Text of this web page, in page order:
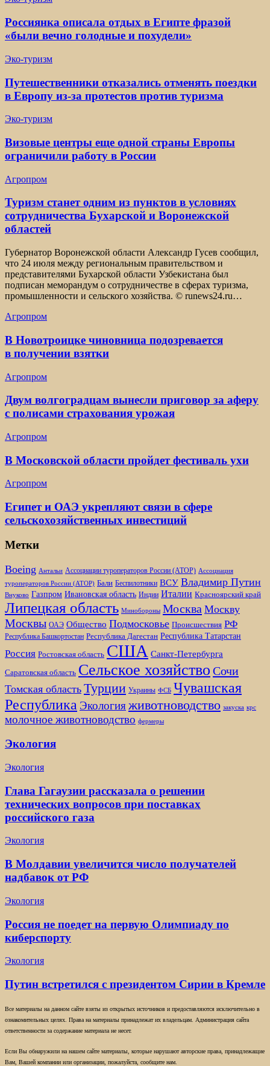
Россиянка описала отдых в Египте фразой
«были вечно голодные и похудели»
Эко-туризм
Путешественники отказались отменять поездки
в Европу из-за протестов против туризма
Эко-туризм
Визовые центры еще одной страны Европы
ограничили работу в России
Агропром
Туризм станет одним из пунктов в условиях
сотрудничества Бухарской и Воронежской
областей
Губернатор Воронежской области Александр Гусев сообщил,
что 24 июля между региональным правительством и
представителями Бухарской области Узбекистана был
подписан меморандум о сотрудничестве в сферах туризма,
промышленности и сельского хозяйства. © runews24.ru…
Агропром
В Новотроицке чиновница подозревается
в получении взятки
Агропром
Двум волгоградцам вынесли приговор за аферу
с полисами страхования урожая
Агропром
В Московской области пройдет фестиваль ухи
Агропром
Египет и ОАЭ укрепляют связи в сфере
сельскохозяйственных инвестиций
Метки
Boeing Антальи Ассоциации туроператоров России (АТОР) Ассоциация
туроператоров России (АТОР) Бали Беспилотники ВСУ Владимир Путин
Внуково Газпром Ивановская область Индии Италии Красноярский край
Липецкая область Минобороны Москва Москву
Москвы ОАЭ Общество Подмосковье Происшествия РФ
Республика Башкортостан Республика Дагестан Республика Татарстан
Россия Ростовская область США Санкт-Петербурга
Саратовская область Сельское хозяйство Сочи
Томская область Турции Украины ФСБ Чувашская
Республика Экологияживотноводство закуска крс
молочное животноводство фермеры
Экология
Экология
Глава Гагаузии рассказала о решении
технических вопросов при поставках
российского газа
Экология
В Молдавии увеличится число получателей
надбавок от РФ
Экология
Россия не поедет на первую Олимпиаду по
киберспорту
Экология
Путин встретился с президентом Сирии в Кремле
Все материалы на данном сайте взяты из открытых источников и предоставляются исключительно в
ознакомительных целях. Права на материалы принадлежат их владельцам. Администрация сайта
ответственности за содержание материала не несет.
Если Вы обнаружили на нашем сайте материалы, которые нарушают авторские права, принадлежащие
Вам, Вашей компании или организации, пожалуйста, сообщите нам.